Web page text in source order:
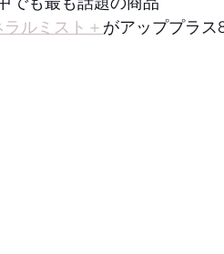
ルミスト＋ がアッププラス